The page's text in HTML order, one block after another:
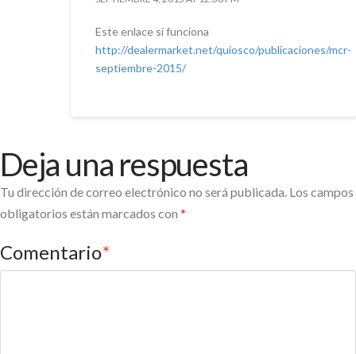
Este enlace sí funciona
http://dealermarket.net/quiosco/publicaciones/mcr-
septiembre-2015/
Deja una respuesta
Tu dirección de correo electrónico no será publicada. Los campos
obligatorios están marcados con *
Comentario*